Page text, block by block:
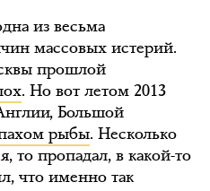
из весьма
массовых истерий.
прошлой
. Но вот летом 2013
Большой
рыбы. Несколько
то пропадал, в какой-то
что именно так